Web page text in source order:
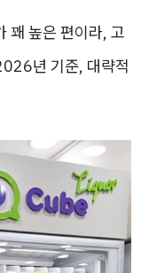
꽤 높은 편이라, 고
년 기준, 대략적